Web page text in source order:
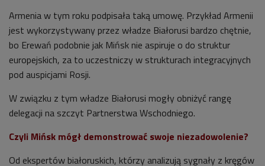
Armenia w tym roku podpisała taką umowę. Przykład Armenii
jest wykorzystywany przez władze Białorusi bardzo chętnie,
bo Erewań podobnie jak Mińsk nie aspiruje o do struktur
europejskich, za to uczestniczy w strukturach integracyjnych
pod auspicjami Rosji.
W związku z tym władze Białorusi mogły obniżyć rangę
delegacji na szczyt Partnerstwa Wschodniego.
Czyli Mińsk mógł demonstrować swoje niezadowolenie?
Od ekspertów białoruskich, którzy analizują sygnały z kręgów